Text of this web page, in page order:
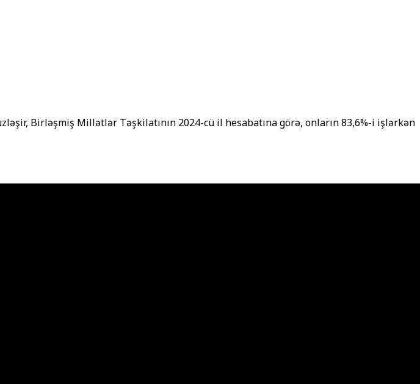
Birləşmiş Millətlər Təşkilatının 2024-cü il hesabatına görə, onların 83,6%-i işlərkən